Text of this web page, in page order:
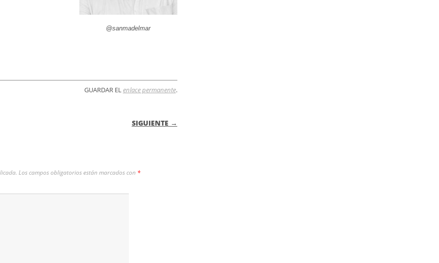
@sanmadelmar
GUARDAR ELenlace permanente.
SIGUIENTE →
Los campos obligatorios están marcados con *